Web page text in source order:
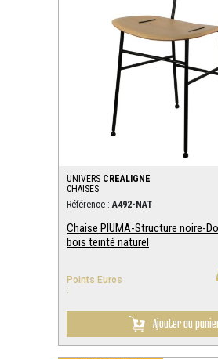
UNIVERS CREALIGNE
CHAISES
Référence :A492-NAT
Chaise PIUMA-Structure noire-
bois teinté naturel
Points Euros
:
Ajouter au